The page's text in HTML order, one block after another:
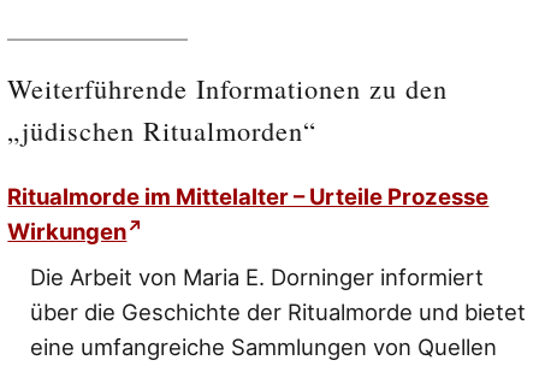
Weiterführende Informationen zu den
„jüdischen Ritualmorden“
Ritualmorde im Mittelalter – Urteile Prozesse
Wirkungen
Die Arbeit von Maria E. Dorninger informiert
über die Geschichte der Ritualmorde und bietet
eine umfangreiche Sammlungen von Quellen